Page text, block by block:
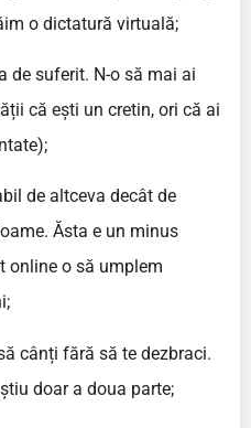
o dictatură virtuală;
de suferit. N-o să mai ai
că ești un cretin, ori că ai
de altceva decât de
Ăsta e un minus
online o să umplem
cânți fără să te dezbraci.
doar a doua parte;